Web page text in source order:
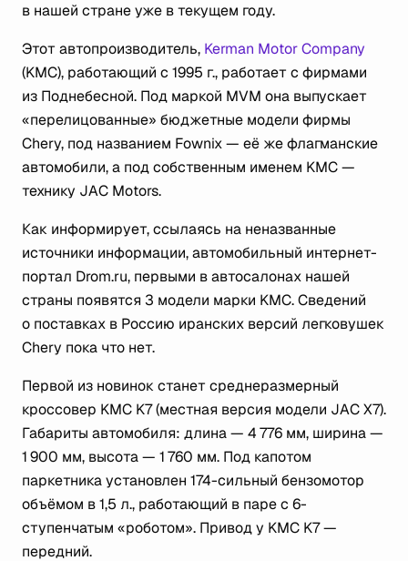
в нашей стране уже в текущем году.
Этот автопроизводитель, Kerman Motor Company
(KMC), работающий с 1995 г., работает с фирмами
из Поднебесной. Под маркой MVM она выпускает
«перелицованные» бюджетные модели фирмы
Chery, под названием Fownix — её же флагманские
автомобили, а под собственным именем KMC —
технику JAC Motors.
Как информирует, ссылаясь на неназванные
источники информации, автомобильный интернет-
портал Drom.ru, первыми в автосалонах нашей
страны появятся 3 модели марки KMC. Сведений
о поставках в Россию иранских версий легковушек
Chery пока что нет.
Первой из новинок станет среднеразмерный
кроссовер KMC K7 (местная версия модели JAC X7).
Габариты автомобиля: длина — 4 776 мм, ширина —
1 900 мм, высота — 1 760 мм. Под капотом
паркетника установлен 174-сильный бензомотор
объёмом в 1,5 л., работающий в паре с 6-
ступенчатым «роботом». Привод у KMC K7 —
передний.